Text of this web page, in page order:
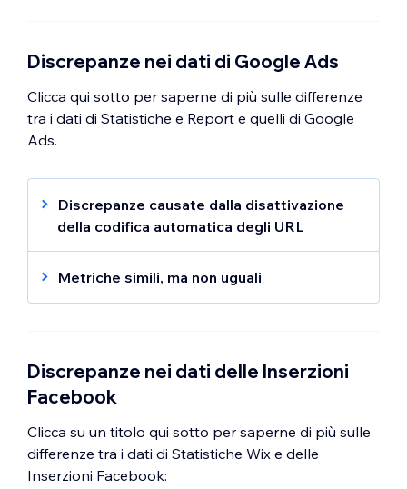
Discrepanze nei dati di Google Ads
Clicca qui sotto per saperne di più sulle differenze
tra i dati di Statistiche e Report e quelli di Google
Ads.
Discrepanze causate dalla disattivazione
della codifica automatica degli URL
Se ci sono discrepanze tra i dati di Statistiche
e Report e i dati di Google Ads, controlla se
Taggare gli URL di Google Ads
Metriche simili, ma non uguali
InStatistiche e Report, una sessione del
inattività.
Se confronti i
sessioni del sito di Statistiche e Report , è
possibile una differenza nei tuoi dati. Questo
perché lo stesso visitatore può cliccare sul
Discrepanze nei dati delle Inserzioni
Facebook
Clicca su un titolo qui sotto per saperne di più sulle
differenze tra i dati di Statistiche Wix e delle
Inserzioni Facebook: